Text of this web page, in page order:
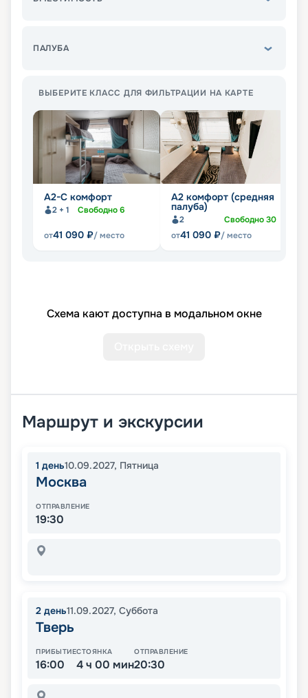
ПАЛУБА
ВЫБЕРИТЕ КЛАСС ДЛЯ ФИЛЬТРАЦИИ НА КАРТЕ
А2-С комфорт
2 + 1 Свободно6
от41 090 ₽/ место
А2 комфорт (средняя
палуба)
2 Свободно30
от41 090 ₽/ место
Схема кают доступна в модальном окне
Маршрут и экскурсии
1 день10.09.2027, Пятница
Москва
ОТПРАВЛЕНИЕ
19:30
2 день11.09.2027, Суббота
Тверь
ПРИБЫТИЕ
16:00
СТОЯНКА
4 ч 00 мин
ОТПРАВЛЕНИЕ
20:30